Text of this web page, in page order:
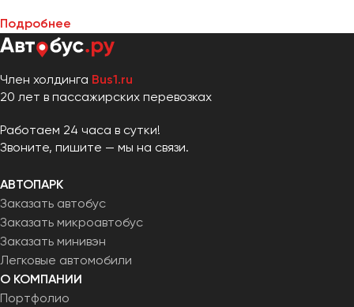
Подробнее
Член холдинга Bus1.ru
20 лет в пассажирских перевозках
Работаем 24 часа в сутки!
Звоните, пишите — мы на связи.
АВТОПАРК
Заказать автобус
Заказать микроавтобус
Заказать минивэн
Легковые автомобили
О КОМПАНИИ
Портфолио